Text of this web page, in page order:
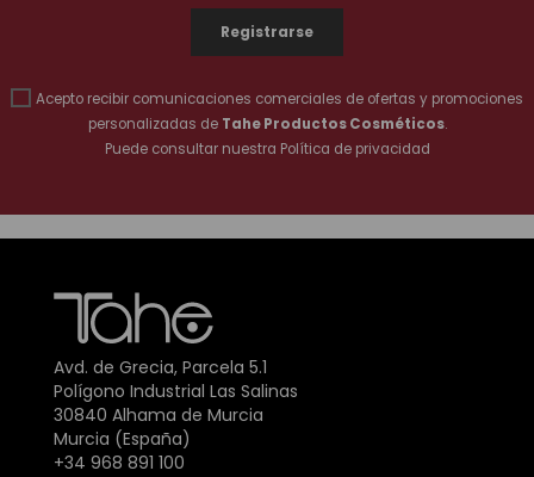
Acepto recibir comunicaciones comerciales de ofertas y promociones
personalizadas de Tahe Productos Cosméticos.
Puede consultar nuestra Política de privacidad
Avd. de Grecia, Parcela 5.1
Polígono Industrial Las Salinas
30840 Alhama de Murcia
Murcia (España)
+34 968 891 100